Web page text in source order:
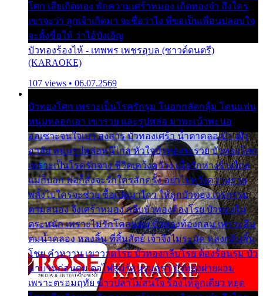
โศก เสียเถิดทอง พักความเศร้าหมอง เถิดทองจ๋า ถึงใคร
เขาจะว่า ลูกเจ้าเกิดมา จะชื่อว่าไง พี่ขอเป็นเพื่อนปลอบใจ
จะตั้งชื่อให้ ว่าไอ้บังเอิญ
บัวทองร้องไห้ - เทพพร เพชรอุบล (ซาวด์ดนตรี)
(KARAOKE)
107 views • 06.07.2569
บัวทองโศก เพราะเป็นโรครักรุม ในอกกลัดกลุ้ม โดนแฟน
หนุ่มหลอกเอา เขารวย และรูปหล่อ มาพะเน้าพะนอ
ออเซาะจนใจเบา สงสาร บัวทองเศร้า น้ำตาคลอเบ้า เฝ้า
อาลัย หนุ่มรูปหล่อหนีไกล หัวใจบัวทองระรวย บัวทองโศก
เพราะเป็นโรครักจาง ชีวิตเคว้งคว้าง เมื่อรักห่างร้างไกล
แม่ก็บอก พ่อก็สั่งจะรักใครสักครั้ง อย่าไปหวังความรวย
พลั้งไปใครจะช่วย ซื้อเปลมาไกว ให้ลูกบัวทอง เวรกรรม
ตามสนอง จึงเศร้าหมอง กลีบบัวทองต้องโรย บัวทองไม่
ตระหนัก เพราะไม่รักโคลนตม บัวทองท้องกลม เพราะลืม
ตมน้ำคลอง หลงลิ้น ที่สิ้นสัตย์ เจ้าจึงไม่ระมัด หลงกลิ่นลิ้น
โชย คำหวาน เขาวาดโรย บัวทองกลีบโรย ต้องร้อนรุม บัว
มาบานก่อนตูม ดุจไฟสุมร้อนรุมอุรา บัวทองผ่ายผอม
เพราะตรอมฤทัย ข้าวปลาไม่สนใจ ร้องไห้ลูกเดียว หยุด